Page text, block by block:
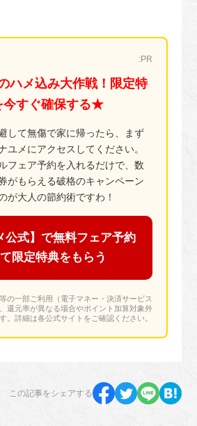
:PR
ハメ込み大作戦！限定特
今すぐ確保する★
して無傷で家に帰ったら、まず
ユメにアクセスしてください。
フェア予約を入れるだけで、数
がもらえる破格のキャンペーン
が大人の節約術ですわ！
公式】で無料フェア予約
限定特典をもらう
の一部ご利用（電子マネー・決済サービス
還元率が異なる場合やポイント加算対象外
。詳細は各公式サイトをご確認ください。
この記事をシェアする